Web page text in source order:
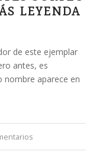
LEYENDA
de este ejemplar
antes, es
nombre aparece en